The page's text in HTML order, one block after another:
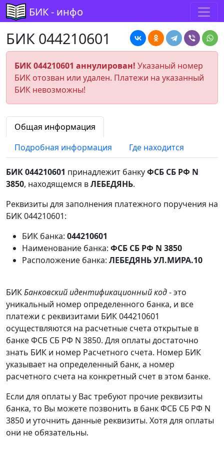
БИК - инфо
БИК 044210601
БИК 044210601 аннулирован! Указаный номер
БИК отозван или удален. Платежи на указанный
БИК невозможны!
Общая информация
Подробная информация
Где находится
БИК 044210601 принадлежит банкуФСБ СБ РФ N
3850, находящемся вЛЕБЕДЯНЬ.
Реквизиты для заполнения платежного поручения на
БИК 044210601:
БИК банка: 044210601
Наименование банка: ФСБ СБ РФ N 3850
Расположение банка: ЛЕБЕДЯНЬ УЛ.МИРА.10
БИКБанковский идентификационный код- это
уникальный номер определенного банка, и все
платежи с реквизитами БИК 044210601
осуществляются на расчетные счета открытые в
банке ФСБ СБ РФ N 3850. Для оплаты достаточно
знать БИК и номер Расчетного счета. Номер БИК
указывает на определенный банк, а номер
расчетного счета на конкретный счет в этом банке.
Если для оплаты у Вас требуют прочие реквизиты
банка, то Вы можете позвонить в банк ФСБ СБ РФ N
3850 и уточнить данные реквизиты. Хотя для оплаты
они не обязательны.